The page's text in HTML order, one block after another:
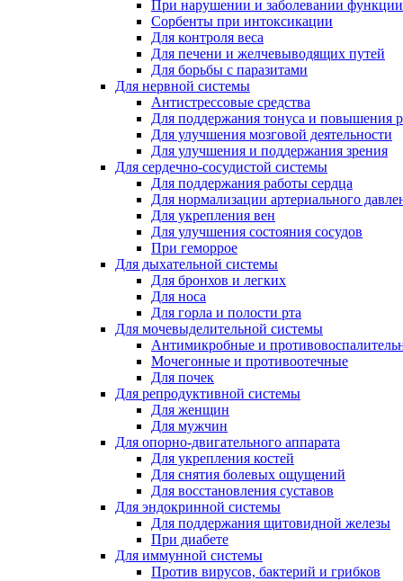
При нарушении и заболевании
Сорбенты при интоксикации
Для контроля веса
Для печени и желчевыводящих путей
Для борьбы с паразитами
Для нервной системы
Антистрессовые средства
Для поддержания тонуса и повышения
Для улучшения мозговой деятельности
Для улучшения и поддержания зрения
Для сердечно-сосудистой системы
Для поддержания работы сердца
Для нормализации артериального
Для укрепления вен
Для улучшения состояния сосудов
При геморрое
Для дыхательной системы
Для бронхов и легких
Для носа
Для горла и полости рта
Для мочевыделительной системы
Антимикробные и
Мочегонные и противоотечные
Для почек
Для репродуктивной системы
Для женщин
Для мужчин
Для опорно-двигательного аппарата
Для укрепления костей
Для снятия болевых ощущений
Для восстановления суставов
Для эндокринной системы
Для поддержания щитовидной железы
При диабете
Для иммунной системы
Против вирусов, бактерий и грибков